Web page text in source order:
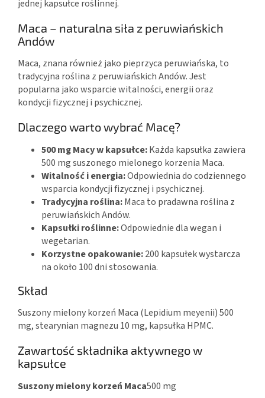
jednej kapsułce roślinnej.
Maca – naturalna siła z peruwiańskich
Andów
Maca, znana również jako pieprzyca peruwiańska, to
tradycyjna roślina z peruwiańskich Andów. Jest
popularna jako wsparcie witalności, energii oraz
kondycji fizycznej i psychicznej.
Dlaczego warto wybrać Macę?
500 mg Macy w kapsułce:Każda kapsułka zawiera
500 mg suszonego mielonego korzenia Maca.
Witalność i energia:Odpowiednia do codziennego
wsparcia kondycji fizycznej i psychicznej.
Tradycyjna roślina:Maca to pradawna roślina z
peruwiańskich Andów.
Kapsułki roślinne:Odpowiednie dla wegan i
wegetarian.
Korzystne opakowanie:200 kapsułek wystarcza
na około 100 dni stosowania.
Skład
Suszony mielony korzeń Maca (Lepidium meyenii) 500
mg, stearynian magnezu 10 mg, kapsułka HPMC.
Zawartość składnika aktywnego w
kapsułce
Suszony mielony korzeń Maca500 mg